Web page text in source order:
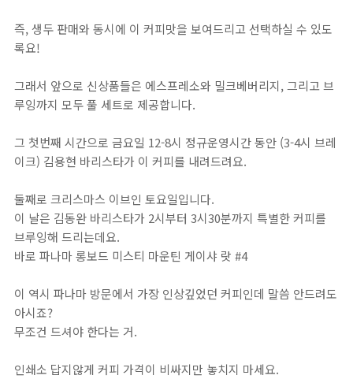
즉, 생두 판매와 동시에 이 커피맛을 보여드리고 선택하실 수 있도
록요!⁣
그래서 앞으로 신상품들은 에스프레소와 밀크베버리지, 그리고 브
루잉까지 모두 풀 세트로 제공합니다.⁣
그 첫번째 시간으로 금요일 12-8시 정규운영시간 동안 (3-4시 브레
이크) 김용현 바리스타가 이 커피를 내려드려요.⁣
둘째로 크리스마스 이브인 토요일입니다.⁣
이 날은 김동완 바리스타가 2시부터 3시30분까지 특별한 커피를
브루잉해 드리는데요.⁣
바로 파나마 롱보드 미스티 마운틴 게이샤 랏 #4⁣
이 역시 파나마 방문에서 가장 인상깊었던 커피인데 말씀 안드려도
아시죠? ⁣
무조건 드셔야 한다는 거.⁣
인쇄소 답지않게 커피 가격이 비싸지만 놓치지 마세요.⁣